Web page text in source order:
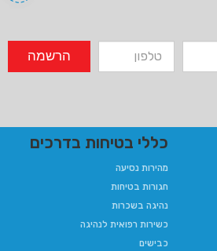
הרשמה
כללי בטיחות בדרכים
מהירות נסיעה
חגורות בטיחות
נהיגה בשכרות
כשירות רפואית לנהיגה​
כבישים